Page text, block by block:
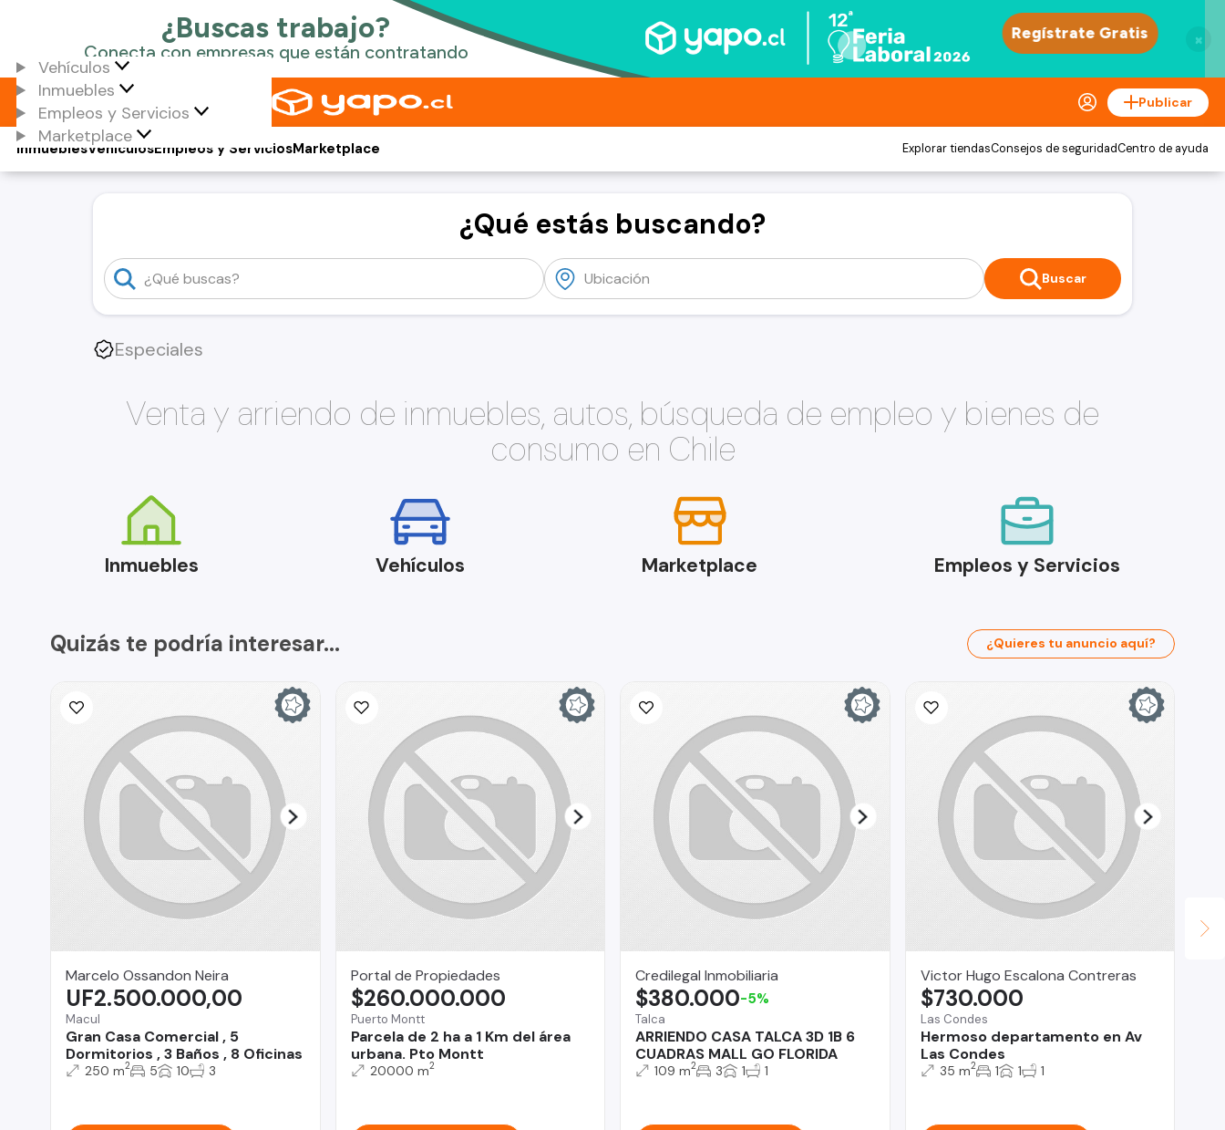
×
Vehículos
Inmuebles
Empleos y Servicios
Marketplace
Publicar
Vehículos
Inmuebles Empleos y ServiciosMarketplace Explorar tiendasConsejos de seguridadCentro de ayuda
¿Qué estás buscando?
Buscar
Especiales
Venta y arriendo de inmuebles, autos, búsqueda de empleo y bienes de
consumo en Chile
Inmuebles Vehículos Marketplace Empleos y Servicios
Quizás te podría interesar... ¿Quieres tu anuncio aquí?
Marcelo Ossandon Neira
Macul
Gran Casa Comercial , 5
Dormitorios , 3 Baños , 8 Oficinas
UF2.500.000,00
250 m2 5 10 3
Portal de Propiedades
Puerto Montt
Parcela de 2 ha a 1 Km del área
urbana. Pto Montt
$260.000.000
20000 m2
Credilegal Inmobiliaria
Talca
ARRIENDO CASA TALCA 3D 1B 6
CUADRAS MALL GO FLORIDA
$380.000-5%
109 m2 3 1 1
Victor Hugo Escalona Contreras
Las Condes
Hermoso departamento en Av
Las Condes
$730.000
35 m2 1 1 1